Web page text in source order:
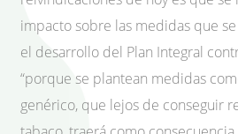
impacto sobre las medidas que
el desarrollo del Plan Integral
“porque se plantean medidas
genérico, que lejos de conseguir